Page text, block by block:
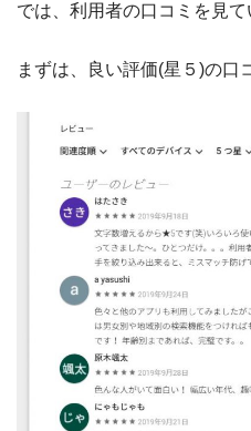
では、利用者の口コミを見て
まずは、良い評価(星５)の口